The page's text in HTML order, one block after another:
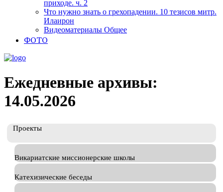
приходе. ч. 2
Что нужно знать о грехопадении. 10 тезисов митр.
Илаирон
Видеоматериалы Общее
ФОТО
Ежедневные архивы:
14.05.2026
Проекты
Викариатские миссионерские школы
Катехизические беседы